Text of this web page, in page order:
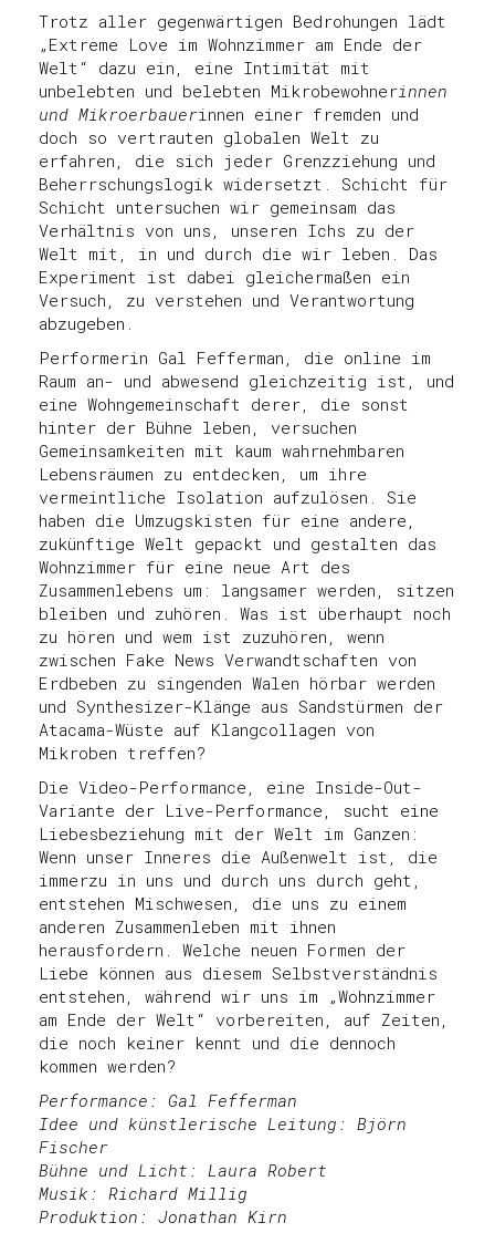
Trotz aller gegenwärtigen Bedrohungen lädt
„Extreme Love im Wohnzimmer am Ende der
Welt“ dazu ein, eine Intimität mit
unbelebten und belebten Mikrobewohnerinnen
und Mikroerbauerinnen einer fremden und
doch so vertrauten globalen Welt zu
erfahren, die sich jeder Grenzziehung und
Beherrschungslogik widersetzt. Schicht für
Schicht untersuchen wir gemeinsam das
Verhältnis von uns, unseren Ichs zu der
Welt mit, in und durch die wir leben. Das
Experiment ist dabei gleichermaßen ein
Versuch, zu verstehen und Verantwortung
abzugeben.
Performerin Gal Fefferman, die online im
Raum an- und abwesend gleichzeitig ist, und
eine Wohngemeinschaft derer, die sonst
hinter der Bühne leben, versuchen
Gemeinsamkeiten mit kaum wahrnehmbaren
Lebensräumen zu entdecken, um ihre
vermeintliche Isolation aufzulösen. Sie
haben die Umzugskisten für eine andere,
zukünftige Welt gepackt und gestalten das
Wohnzimmer für eine neue Art des
Zusammenlebens um: langsamer werden, sitzen
bleiben und zuhören. Was ist überhaupt noch
zu hören und wem ist zuzuhören, wenn
zwischen Fake News Verwandtschaften von
Erdbeben zu singenden Walen hörbar werden
und Synthesizer-Klänge aus Sandstürmen der
Atacama-Wüste auf Klangcollagen von
Mikroben treffen?
Die Video-Performance, eine Inside-Out-
Variante der Live-Performance, sucht eine
Liebesbeziehung mit der Welt im Ganzen:
Wenn unser Inneres die Außenwelt ist, die
immerzu in uns und durch uns durch geht,
entstehen Mischwesen, die uns zu einem
anderen Zusammenleben mit ihnen
herausfordern. Welche neuen Formen der
Liebe können aus diesem Selbstverständnis
entstehen, während wir uns im „Wohnzimmer
am Ende der Welt“ vorbereiten, auf Zeiten,
die noch keiner kennt und die dennoch
kommen werden?
Performance: Gal Fefferman
Idee und künstlerische Leitung: Björn
Fischer
Bühne und Licht: Laura Robert
Musik: Richard Millig
Produktion: Jonathan Kirn